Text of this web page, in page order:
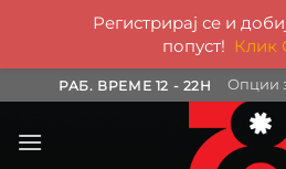
to
content
РАБ. ВРЕМЕ 12 - 22H Опции
Регистрирај се и
попуст! Клик